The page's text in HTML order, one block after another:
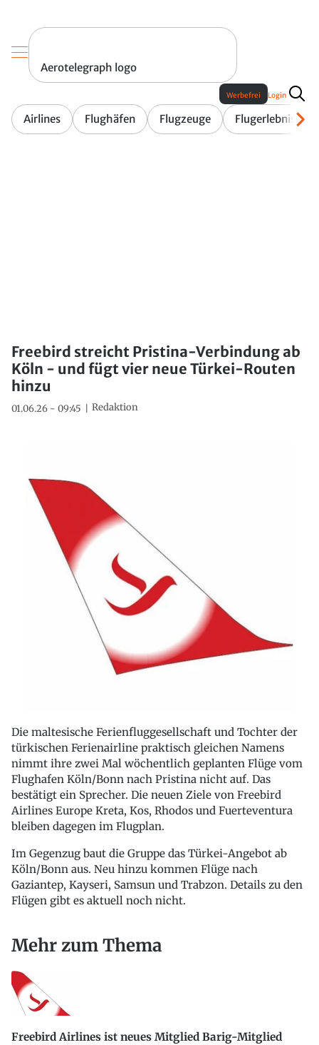
Aerotelegraph logo
Airlines Flughäfen Flugzeuge Flugerlebnis
Werbefrei Login
Freebird streicht Pristina-Verbindung ab
Köln - und fügt vier neue Türkei-Routen
hinzu
01.06.26 - 09:45 Redaktion
Die maltesische Ferienfluggesellschaft und Tochter der
türkischen Ferienairline praktisch gleichen Namens
nimmt ihre zwei Mal wöchentlich geplanten Flüge vom
Flughafen Köln/Bonn nach Pristina nicht auf. Das
bestätigt ein Sprecher. Die neuen Ziele von Freebird
Airlines Europe Kreta, Kos, Rhodos und Fuerteventura
bleiben dagegen im Flugplan.
Im Gegenzug baut die Gruppe das Türkei-Angebot ab
Köln/Bonn aus. Neu hinzu kommen Flüge nach
Gaziantep, Kayseri, Samsun und Trabzon. Details zu den
Flügen gibt es aktuell noch nicht.
Mehr zum Thema
Freebird Airlines ist neues Mitglied Barig-Mitglied